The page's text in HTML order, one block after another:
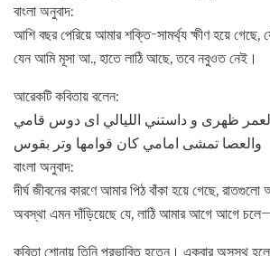
বাংলা অনুবাদ:
আশি বছর পেরিয়ে আমার শক্তি-সামর্থ্য ক্ষীণ হয়ে গেছে,
যেন আমি মূসা আ., হাতে লাঠি আছে, তবে নবুওত নেই।
আরেকটি কবিতায় বলেন:
ظهرى و داستني الليالي ای دوس قامي
والعصا تمشى امامي كان قوامها وتر بقوس
বাংলা অনুবাদ:
দীর্ঘ জীবনের কারণে আমার পিঠ বাঁকা হয়ে গেছে,
অবস্থা এমন দাঁড়িয়েছে যে, লাঠি আমার আগে আগে
কবিতা শোনায় তিনি প্রভাবিত হতেন। একবার অসুস্থ